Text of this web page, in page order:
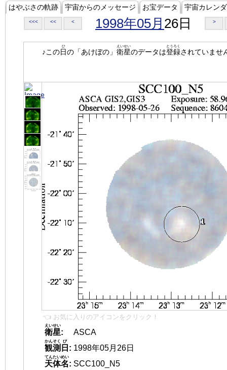
はやぶさの軌跡 宇宙からのメッセージ お宝データ 宇宙カレン
<<< << < 1998年05月 26日 >
♪この日
ひ
の「あけぼの」 衛星
えいせい
のデータは登録
とうろく
されていませ
👈 お気に入りのアイコンをクリック！
衛星
えいせい
:
ASCA
観測
かんそく
日
び
: 1998年05月26日
天体名
てんたいめい
: SCC100_N5